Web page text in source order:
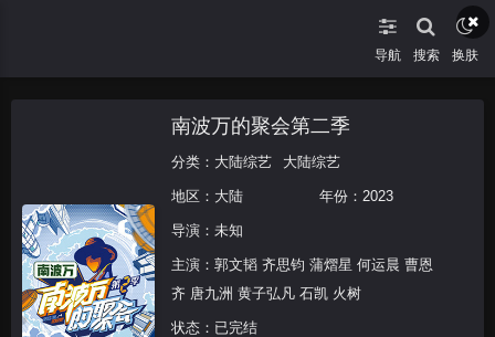
导航 搜索 换肤
南波万的聚会第二季
分类： 大陆综艺 大陆综艺
地区： 大陆 年份： 2023
导演：未知
主演： 郭文韬 齐思钧 蒲熠星 何运晨 曹恩
齐 唐九洲 黄子弘凡 石凯 火树
状态：已完结